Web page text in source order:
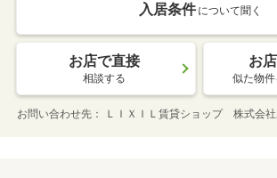
入居条件 について聞く
お店で直接
相談する
お
似た物件
お問い合わせ先 ＬＩＸＩＬ賃貸ショップ 株式会